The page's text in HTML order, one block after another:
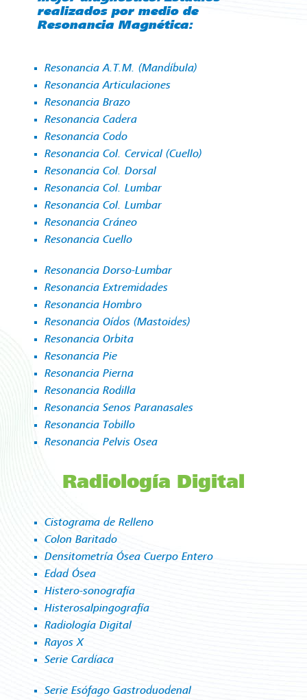
realizados por medio de
Resonancia Magnética:
Resonancia A.T.M. (Mandíbula)
Resonancia Articulaciones
Resonancia Brazo
Resonancia Cadera
Resonancia Codo
Resonancia Col. Cervical (Cuello)
Resonancia Col. Dorsal
Resonancia Col. Lumbar
Resonancia Col. Lumbar
Resonancia Cráneo
Resonancia Cuello
Resonancia Dorso-Lumbar
Resonancia Extremidades
Resonancia Hombro
Resonancia Oídos (Mastoides)
Resonancia Orbita
Resonancia Pie
Resonancia Pierna
Resonancia Rodilla
Resonancia Senos Paranasales
Resonancia Tobillo
Resonancia Pelvis Osea
Radiología Digital
Cistograma de Relleno
Colon Baritado
Densitometría Ósea Cuerpo Entero
Edad Ósea
Histero-sonografía
Histerosalpingografía
Radiología Digital
Rayos X
Serie Cardíaca
Serie Esófago Gastroduodenal